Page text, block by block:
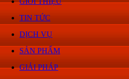
TIN TỨC
DỊCH VỤ
SẢN PHẨM
GIẢI PHÁP